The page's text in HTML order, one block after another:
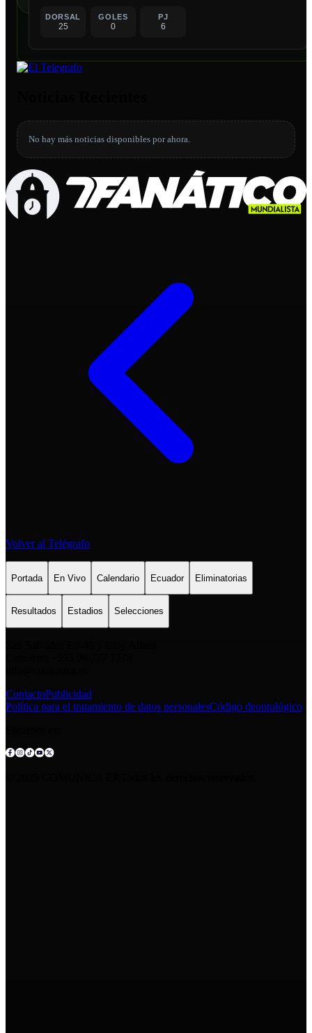
DORSAL
25
GOLES
0
PJ
6
No hay más noticias disponibles por ahora.
Volver al Telégrafo
Portada En Vivo Calendario Ecuador Eliminatorias
Resultados Estadios Selecciones
ContactoPublicidad
Política para el tratamiento de datos personalesCódigo deontológico